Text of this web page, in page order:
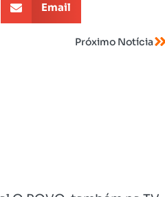
Email
Próximo Notícia